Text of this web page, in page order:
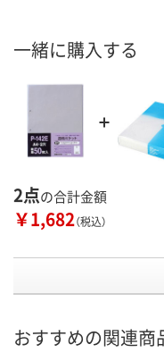
一緒に購入する
2点の合計金額
￥1,682（税込）
おすすめの関連商